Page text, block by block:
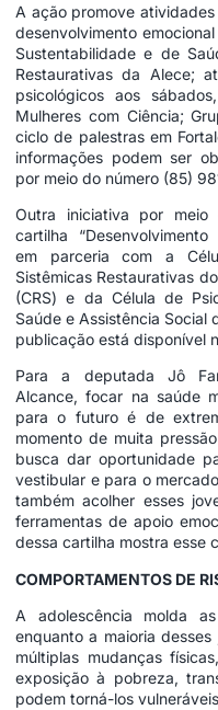
A ação promove
desenvolvimento
Sustentabilidade e de
Restaurativas da Alece;
psicológicos aos
Mulheres com Ciência;
ciclo de palestras em
informações podem ser
por meio do número (85)
Outra iniciativa por
cartilha
em parceria com a
Sistêmicas Restaurativas
(CRS) e da Célula de
Saúde e Assistência Social
publicação está disponível
Para a deputada Jô
Alcance, focar na saúde
para o futuro é de
momento de muita
busca dar oportunidade
vestibular e para o
também acolher esses
ferramentas de apoio
dessa cartilha mostra esse
COMPORTAMENTOS DE
A adolescência molda
enquanto a maioria
múltiplas mudanças
exposição à pobreza,
podem torná-los